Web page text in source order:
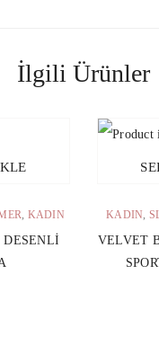
İlgili Ürünler
, KADIN KADIN,
VELVET